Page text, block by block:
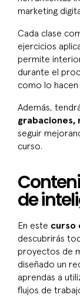
marketing
Cada clase
ejercicios
permite
durante el
como lo
Además,
grabaciones,
seguir
curso.
de
En este curso
descubrirás
proyectos de
diseñado un
aprendas a
flujos de